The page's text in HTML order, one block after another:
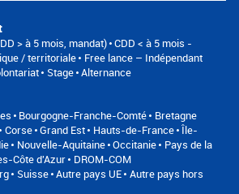
> à 5 mois, mandat) CDD < à 5 mois -
/ territoriale
Free lance – Indépendant
Stage Alternance
Bourgogne-Franche-Comté
Bretagne
Corse Grand Est Hauts-de-France Île-
Nouvelle-Aquitaine Occitanie
Pays de la
Côte d'Azur
DROM-COM
Suisse Autre pays UE Autre pays hors